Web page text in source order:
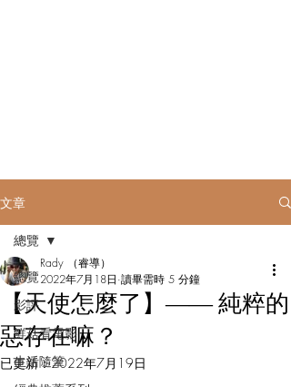
文章
總覽
影評
鮮菇看電影
生活隨筆
總覽
【天使怎麼了】―― 純粹的
惡存在嘛？
Rady （睿導）
2022年7月18日 讀畢需時 5 分鐘
已更新：2022年7月19日